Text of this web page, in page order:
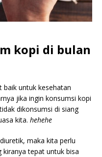
kopi di bulan
baik untuk kesehatan
jika ingin konsumsi kopi
dikonsumsi di siang
kita. hehehe
maka kita perlu
tepat untuk bisa